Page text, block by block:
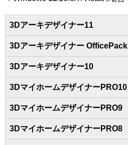
3Dアーキデザイナー11
3Dアーキデザイナー OfficePack
3Dアーキデザイナー10
3DマイホームデザイナーPRO10
3DマイホームデザイナーPRO9
3DマイホームデザイナーPRO8